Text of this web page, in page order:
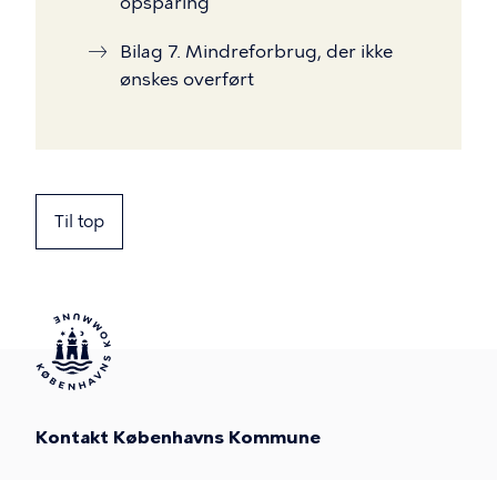
Bilag 7. Mindreforbrug, der ikke
ønskes overført
Til top
Kontakt Københavns Kommune